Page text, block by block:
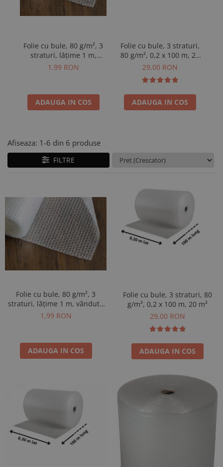
Folie cu bule, 80 g/m², 3
straturi, lățime 1 m,
vândută la m²
1,99 RON
ADAUGA IN COS
Folie cu bule, 3 straturi,
80 g/m², 0,2 x 100 m, 20
m²
29,00 RON
ADAUGA IN COS
Afiseaza: 1-6 din 6 produse
FILTRE
Folie cu bule, 80 g/m², 3
straturi, lățime 1 m, vândută
la m²
1,99 RON
ADAUGA IN COS
Folie cu bule, 3 straturi, 80
g/m², 0,2 x 100 m, 20 m²
29,00 RON
ADAUGA IN COS